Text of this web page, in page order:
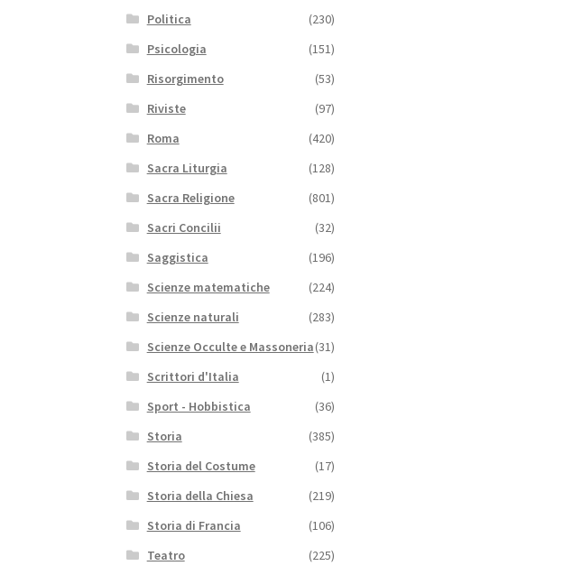
Politica
(230)
Psicologia
(151)
Risorgimento
(53)
Riviste
(97)
Roma
(420)
Sacra Liturgia
(128)
Sacra Religione
(801)
Sacri Concilii
(32)
Saggistica
(196)
Scienze matematiche
(224)
Scienze naturali
(283)
Scienze Occulte e Massoneria(31)
Scrittori d'Italia
(1)
Sport - Hobbistica
(36)
Storia
(385)
Storia del Costume
(17)
Storia della Chiesa
(219)
Storia di Francia
(106)
Teatro
(225)